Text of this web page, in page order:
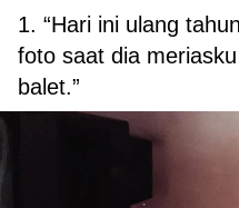
1. “Hari ini ulang
foto saat dia
balet.”